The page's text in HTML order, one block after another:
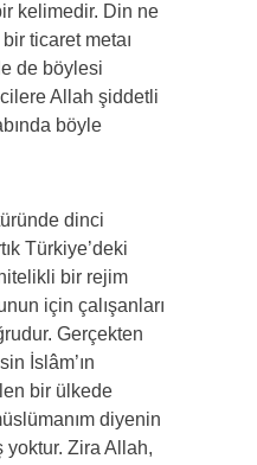
kelimedir. Din ne
bir ticaret metaı
de böylesi
Allah şiddetli
böyle
dinci
Türkiye’deki
bir rejim
için çalışanları
Gerçekten
İslâm’ın
bir ülkede
diyenin
yoktur. Zira Allah,